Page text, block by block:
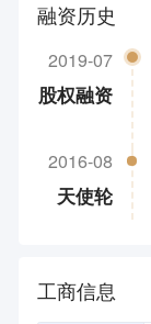
融资历史
2019-07
股权融资
2016-08
天使轮
工商信息